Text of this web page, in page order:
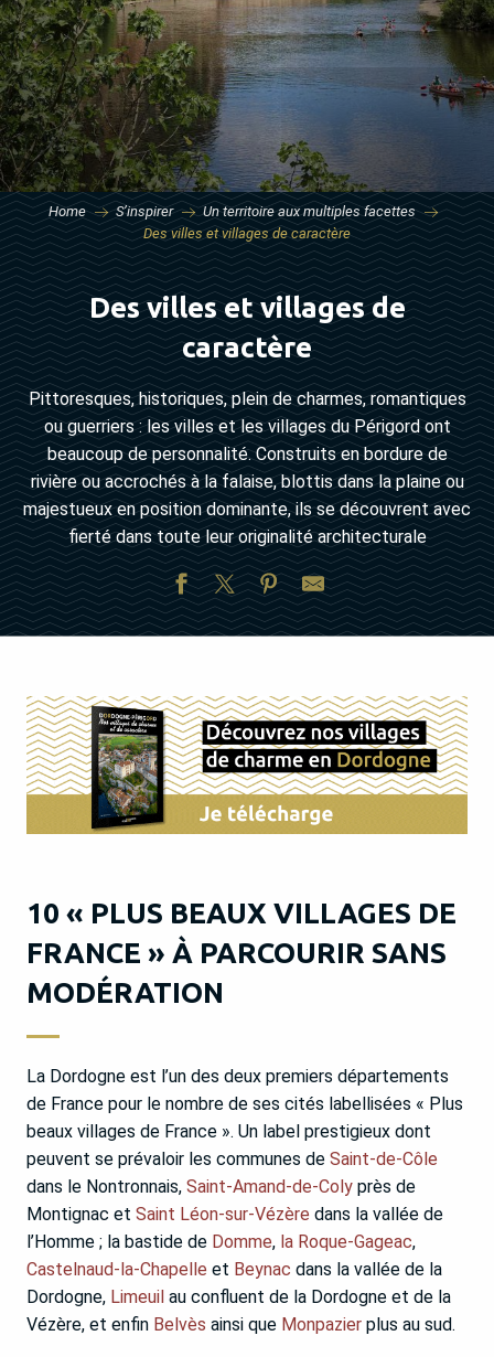
Home S’inspirer
Un territoire aux multiples facettes
Des villes et villages de caractère
Des villes et villages de
caractère
Pittoresques, historiques, plein de charmes, romantiques
ou guerriers : les villes et les villages du Périgord ont
beaucoup de personnalité. Construits en bordure de
rivière ou accrochés à la falaise, blottis dans la plaine ou
majestueux en position dominante, ils se découvrent avec
fierté dans toute leur originalité architecturale
10 « PLUS BEAUX VILLAGES DE
FRANCE » À PARCOURIR SANS
MODÉRATION
La Dordogne est l’un des deux premiers départements
de France pour le nombre de ses cités labellisées « Plus
beaux villages de France ». Un label prestigieux dont
peuvent se prévaloir les communes de Saint-de-Côle
dans le Nontronnais, Saint-Amand-de-Coly près de
Montignac et Saint Léon-sur-Vézère dans la vallée de
l’Homme ; la bastide de Domme, la Roque-Gageac,
Castelnaud-la-Chapelle et Beynac dans la vallée de la
Dordogne, Limeuil au confluent de la Dordogne et de la
Vézère, et enfin Belvès ainsi que Monpazier plus au sud.